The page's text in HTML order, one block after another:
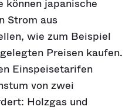
können japanische
Strom aus
wie zum Beispiel
Preisen kaufen.
Einspeisetarifen
von zwei
Holzgas und